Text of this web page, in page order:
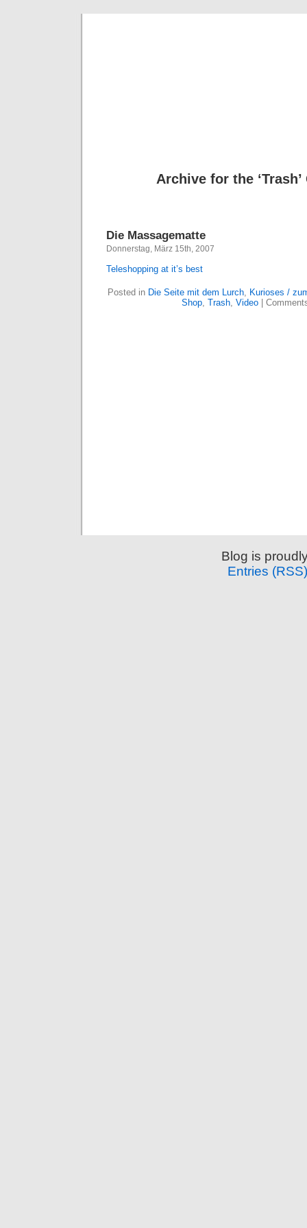
Archive for the
Die Massagematte
Donnerstag, März 15th, 2007
Teleshopping at it’s best
Posted in Die Seite mit dem Lurch, Kurioses /
Shop, Trash, Video
Blog is
Entries (RSS)